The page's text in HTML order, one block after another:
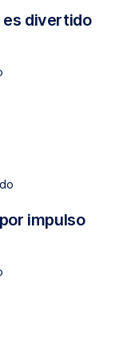
es divertido
impulso